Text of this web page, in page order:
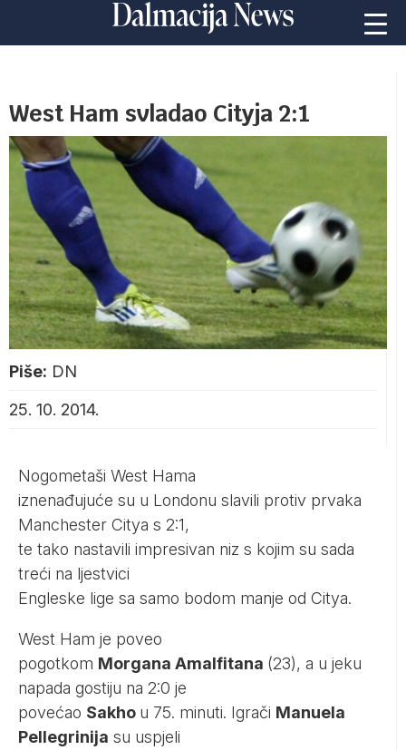
West Ham svladao Cityja 2:1
Piše: DN
25. 10. 2014.
Nogometaši West Hama
iznenađujuće su u Londonu slavili protiv prvaka
Manchester Citya s 2:1,
te tako nastavili impresivan niz s kojim su sada
treći na ljestvici
Engleske lige sa samo bodom manje od Citya.
West Ham je poveo
pogotkom Morgana Amalfitana (23), a u jeku
napada gostiju na 2:0 je
povećao Sakho u 75. minuti. Igrači Manuela
Pellegrinija su uspjeli